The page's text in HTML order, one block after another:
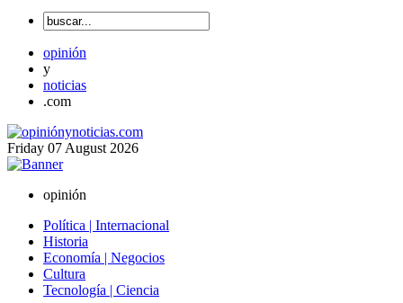
opinión
y
noticias
.com
Friday 07 August 2026
opinión
Política | Internacional
Historia
Economía | Negocios
Cultura
Tecnología | Ciencia